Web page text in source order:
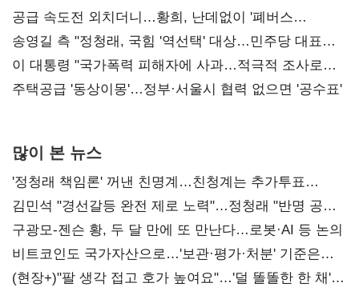
사과부터"
공급 속도전 외치더니…황희, 난데없이 '폐버스
리모델링' 제안
송영길 측 "정청래, 국힘 '역선택' 대상…민주당 대표로
총선 지휘 못해"
이 대통령 "국가폭력 피해자에 사과…적극적 조사로
진실 밝혀야"
주택공급 '동상이몽'…정부·서울시 협력 없으면 '공수표'
많이 본 뉴스
'정청래 책임론' 꺼낸 친명계…친청계는 추가투표
때리기
김민석 "경선갈등 완전 제로 노력"…정청래 "반명 공세
사과부터"
구광모-젠슨 황, 두 달 만에 또 만난다…로봇·AI 등 논의
비트코인도 국가자산으로…'보관·평가·처분' 기준은
숙제
(현장+)"팔 생각 접고 호가 높여요"…'덜 똘똘한 한 채'